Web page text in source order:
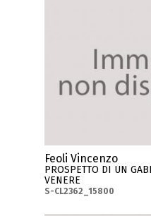
Feoli Vincenzo
PROSPETTO DI UN
VENERE
S-CL2362_15800